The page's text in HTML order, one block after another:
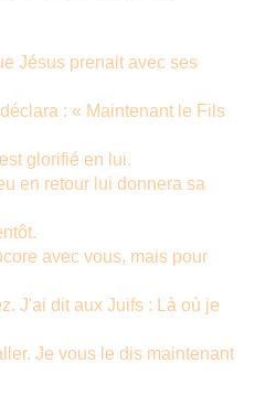
Jésus prenait avec ses
: « Maintenant le Fils
glorifié en lui.
en retour lui donnera sa
avec vous, mais pour
J'ai dit aux Juifs : Là où je
Je vous le dis maintenant